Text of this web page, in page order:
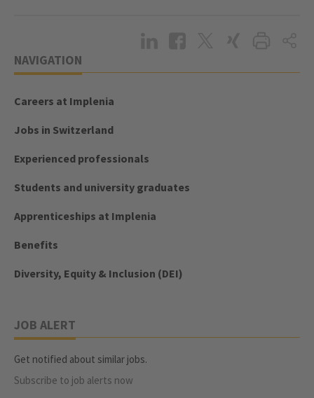
NAVIGATION
Careers at Implenia
Jobs in Switzerland
Experienced professionals
Students and university graduates
Apprenticeships at Implenia
Benefits
Diversity, Equity & Inclusion (DEI)
JOB ALERT
Get notified about similar jobs.
Subscribe to job alerts now